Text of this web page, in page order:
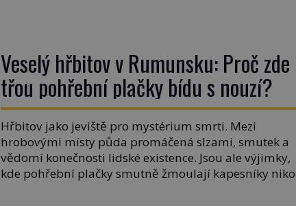
Veselý hřbitov v Rumunsku: Proč zde
třou pohřební plačky bídu s nouzí?
Hřbitov jako jeviště pro mystérium smrti. Mezi
hrobovými místy půda promáčená slzami, smutek a
vědomí konečnosti lidské existence. Jsou ale výjimky,
kde pohřební plačky smutně žmoulají kapesníky